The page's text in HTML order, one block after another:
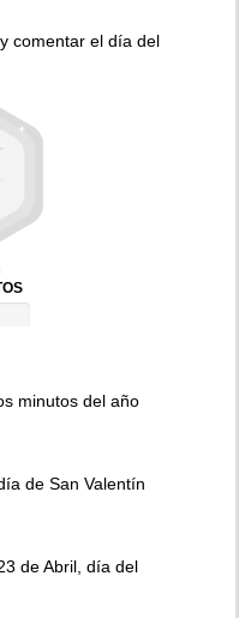
comentar el día del
minutos del año
de San Valentín
de Abril, día del